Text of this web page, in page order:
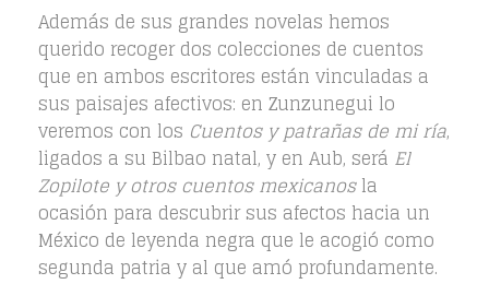
Además de sus grandes novelas hemos
querido recoger dos colecciones de cuentos
que en ambos escritores están vinculadas a
sus paisajes afectivos: en Zunzunegui lo
veremos con los Cuentos y patrañas de mi ría,
ligados a su Bilbao natal, y en Aub, será El
Zopilote y otros cuentos mexicanosla
ocasión para descubrir sus afectos hacia un
México de leyenda negra que le acogió como
segunda patria y al que amó profundamente.